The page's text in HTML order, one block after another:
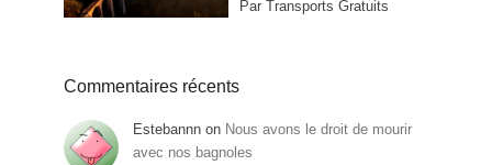
Par Transports Gratuits
Commentaires récents
Estebannn on Nous avons le droit de mourir
avec nos bagnoles